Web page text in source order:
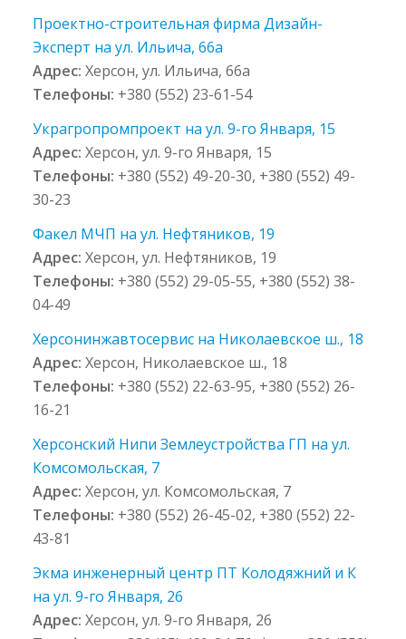
Проектно-строительная фирма Дизайн-
Эксперт на ул. Ильича, 66а
Адрес:Херсон, ул. Ильича, 66а
Телефоны: +380 (552) 23-61-54
Украгропромпроект на ул. 9-го Января, 15
Адрес:Херсон, ул. 9-го Января, 15
Телефоны: +380 (552) 49-20-30, +380 (552) 49-
30-23
Факел МЧП на ул. Нефтяников, 19
Адрес:Херсон, ул. Нефтяников, 19
Телефоны: +380 (552) 29-05-55, +380 (552) 38-
04-49
Херсонинжавтосервис на Николаевское ш., 18
Адрес:Херсон, Николаевское ш., 18
Телефоны: +380 (552) 22-63-95, +380 (552) 26-
16-21
Херсонский Нипи Землеустройства ГП на ул.
Комсомольская, 7
Адрес:Херсон, ул. Комсомольская, 7
Телефоны: +380 (552) 26-45-02, +380 (552) 22-
43-81
Экма инженерный центр ПТ Колодяжний и К
на ул. 9-го Января, 26
Адрес:Херсон, ул. 9-го Января, 26